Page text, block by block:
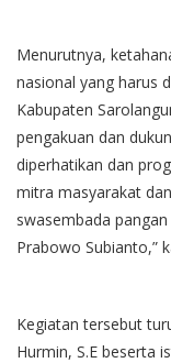
Menurutnya,
nasional yang harus
Kabupaten
pengakuan dan
diperhatikan dan
mitra masyarakat
swasembada
Prabowo Subianto,”
Kegiatan tersebut
Hurmin, S.E beserta